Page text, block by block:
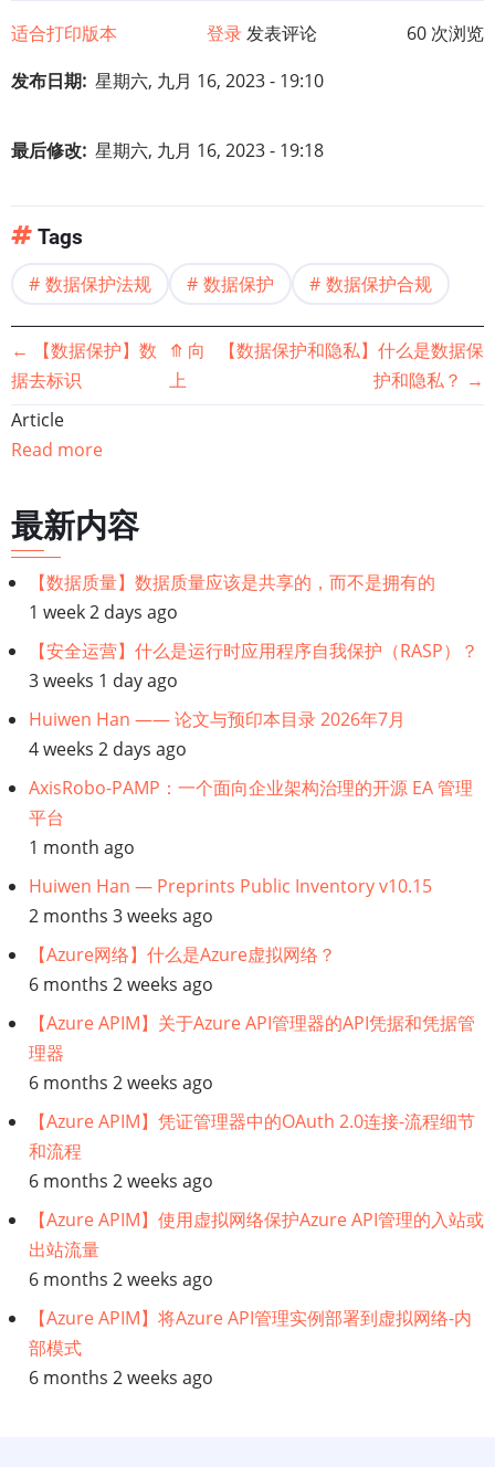
适合打印版本 登录发表评论
60 次浏览
发布日期 星期六, 九月 16, 2023 - 19:10
最后修改 星期六, 九月 16, 2023 - 19:18
Tags
数据保护法规 数据保护 数据保护合规
书
籍
遍
历
链
接：
【数
据
保
护
合
规】
遵
守
数
据
保
护
法
规
←
【数据保护】数
据去标识
⤊ 向
上
【数据保护和隐私】什么是数据保
护和隐私？ →
Article
Read more
最新内容
【数据质量】数据质量应该是共享的，而不是拥有的
1 week 2 days ago
【安全运营】什么是运行时应用程序自我保护（RASP）？
3 weeks 1 day ago
Huiwen Han —— 论文与预印本目录 2026年7月
4 weeks 2 days ago
AxisRobo-PAMP：一个面向企业架构治理的开源 EA 管理
平台
1 month ago
Huiwen Han — Preprints Public Inventory v10.15
2 months 3 weeks ago
【Azure网络】什么是Azure虚拟网络？
6 months 2 weeks ago
【Azure APIM】关于Azure API管理器的API凭据和凭据管
理器
6 months 2 weeks ago
【Azure APIM】凭证管理器中的OAuth 2.0连接-流程细节
和流程
6 months 2 weeks ago
【Azure APIM】使用虚拟网络保护Azure API管理的入站或
出站流量
6 months 2 weeks ago
【Azure APIM】将Azure API管理实例部署到虚拟网络-内
部模式
6 months 2 weeks ago